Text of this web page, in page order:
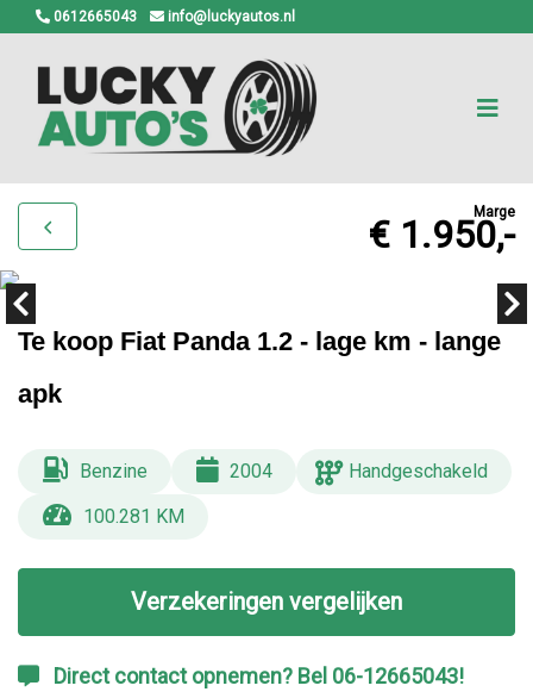
0612665043 info@luckyautos.nl
Marge
€ 1.950,-
Te koop Fiat Panda 1.2 - lage km - lange
apk
Benzine 2004
Handgeschakeld
100.281 KM
Verzekeringen vergelijken
Direct contact opnemen? Bel 06-12665043!